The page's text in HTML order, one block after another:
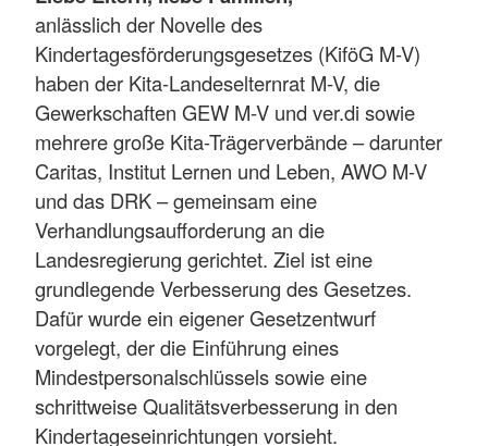
anlässlich der Novelle des
Kindertagesförderungsgesetzes (KiföG M-V)
haben der Kita-Landeselternrat M-V, die
Gewerkschaften GEW M-V und ver.di sowie
mehrere große Kita-Trägerverbände – darunter
Caritas, Institut Lernen und Leben, AWO M-V
und das DRK – gemeinsam eine
Verhandlungsaufforderung an die
Landesregierung gerichtet. Ziel ist eine
grundlegende Verbesserung des Gesetzes.
Dafür wurde ein eigener Gesetzentwurf
vorgelegt, der die Einführung eines
Mindestpersonalschlüssels sowie eine
schrittweise Qualitätsverbesserung in den
Kindertageseinrichtungen vorsieht.